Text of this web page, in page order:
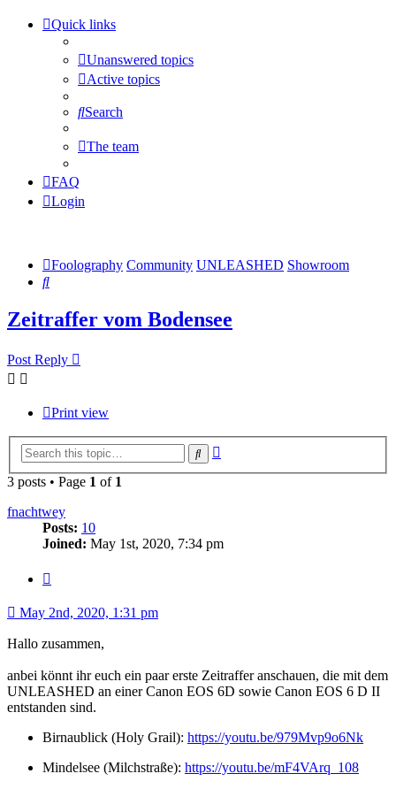
Quick links
Unanswered topics
Active topics
Search
The team
FAQ
Login
Foolography Community UNLEASHED Showroom
Search
Zeitraffer vom Bodensee
Post Reply
Print view
Search
3 posts • Page 1 of 1
fnachtwey
Posts: 10
Joined: May 1st, 2020, 7:34 pm
May 2nd, 2020, 1:31 pm
Hallo zusammen,
anbei könnt ihr euch ein paar erste Zeitraffer anschauen, die mit dem
UNLEASHED an einer Canon EOS 6D sowie Canon EOS 6 D II
entstanden sind.
Birnaublick (Holy Grail): https://youtu.be/979Mvp9o6Nk
Mindelsee (Milchstraße): https://youtu.be/mF4VArq_108